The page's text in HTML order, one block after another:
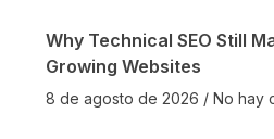
Why Technical SEO Still
Growing Websites
8 de agosto de 2026 No hay